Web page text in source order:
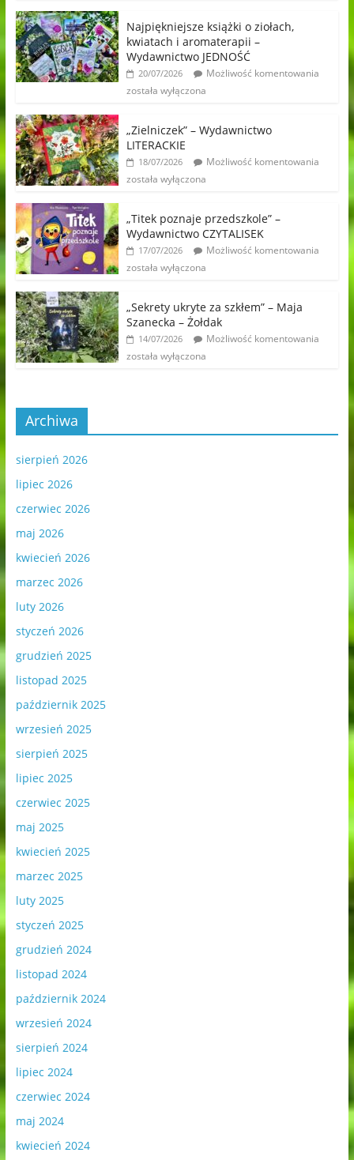
Najpiękniejsze książki o ziołach,
kwiatach i aromaterapii –
Wydawnictwo JEDNOŚĆ
20/07/2026
Możliwość komentowania
została wyłączona
„Zielniczek” – Wydawnictwo
LITERACKIE
18/07/2026
Możliwość komentowania
została wyłączona
„Titek poznaje przedszkole” –
Wydawnictwo CZYTALISEK
17/07/2026
Możliwość komentowania
została wyłączona
„Sekrety ukryte za szkłem” – Maja
Szanecka – Żołdak
14/07/2026
Możliwość komentowania
została wyłączona
Archiwa
sierpień 2026
lipiec 2026
czerwiec 2026
maj 2026
kwiecień 2026
marzec 2026
luty 2026
styczeń 2026
grudzień 2025
listopad 2025
październik 2025
wrzesień 2025
sierpień 2025
lipiec 2025
czerwiec 2025
maj 2025
kwiecień 2025
marzec 2025
luty 2025
styczeń 2025
grudzień 2024
listopad 2024
październik 2024
wrzesień 2024
sierpień 2024
lipiec 2024
czerwiec 2024
maj 2024
kwiecień 2024